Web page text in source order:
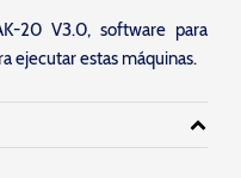
20 V3.0, software para
ejecutar estas máquinas.